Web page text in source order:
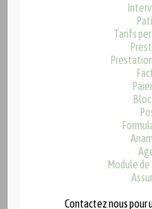
La QR-Facture remplace la
versement en Suisse,
l’efficacité et à une
permet en même temps de
la numérisation et de la
Depuis la version 5.7.0.0,
Tarifs
Module
Contactez nous pour